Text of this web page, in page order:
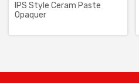
IPS Style Ceram Paste
Opaquer